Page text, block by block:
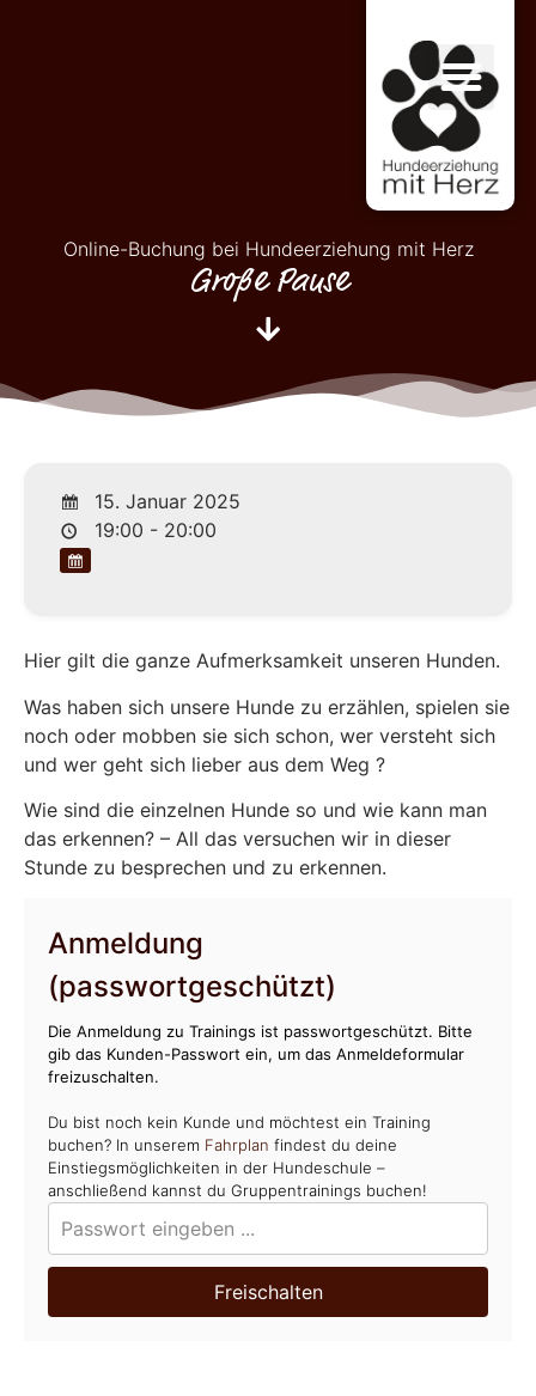
Online-Buchung bei Hundeerziehung mit Herz
Große Pause
15. Januar 2025
19:00 - 20:00
Hier gilt die ganze Aufmerksamkeit unseren Hunden.
Was haben sich unsere Hunde zu erzählen, spielen sie
noch oder mobben sie sich schon, wer versteht sich
und wer geht sich lieber aus dem Weg ?
Wie sind die einzelnen Hunde so und wie kann man
das erkennen? – All das versuchen wir in dieser
Stunde zu besprechen und zu erkennen.
Anmeldung
(passwortgeschützt)
Die Anmeldung zu Trainings ist passwortgeschützt. Bitte
gib das Kunden-Passwort ein, um das Anmeldeformular
freizuschalten.
Du bist noch kein Kunde und möchtest ein Training
buchen? In unserem Fahrplan findest du deine
Einstiegsmöglichkeiten in der Hundeschule –
anschließend kannst du Gruppentrainings buchen!
Freischalten